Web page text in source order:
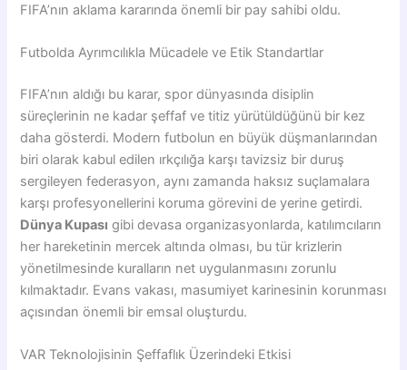
FIFA’nın aklama kararında önemli bir pay sahibi oldu.
Futbolda Ayrımcılıkla Mücadele ve Etik Standartlar
FIFA’nın aldığı bu karar, spor dünyasında disiplin
süreçlerinin ne kadar şeffaf ve titiz yürütüldüğünü bir kez
daha gösterdi. Modern futbolun en büyük düşmanlarından
biri olarak kabul edilen ırkçılığa karşı tavizsiz bir duruş
sergileyen federasyon, aynı zamanda haksız suçlamalara
karşı profesyonellerini koruma görevini de yerine getirdi.
Dünya Kupası gibi devasa organizasyonlarda, katılımcıların
her hareketinin mercek altında olması, bu tür krizlerin
yönetilmesinde kuralların net uygulanmasını zorunlu
kılmaktadır. Evans vakası, masumiyet karinesinin korunması
açısından önemli bir emsal oluşturdu.
VAR Teknolojisinin Şeffaflık Üzerindeki Etkisi